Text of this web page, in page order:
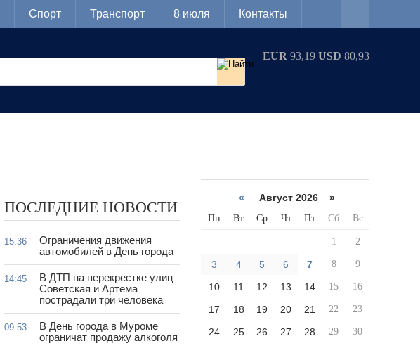
Спорт Транспорт 8 июля Контакты
EUR 93,19 USD 80,93
ПОСЛЕДНИЕ НОВОСТИ
15:36
Ограничения движения
автомобилей в День города
14:45
В ДТП на перекрестке улиц
Советская и Артема
пострадали три человека
09:53
В День города в Муроме
ограничат продажу алкоголя
« Август 2026 »
Пн Вт Ср Чт Пт Сб Вс
1 2
3 4 5 6 7 8 9
10 11 12 13 14 15 16
17 18 19 20 21 22 23
24 25 26 27 28 29 30